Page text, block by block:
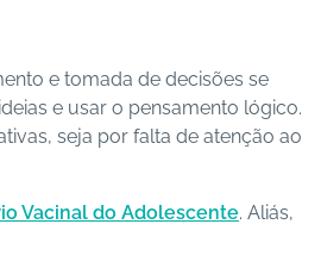
e tomada de decisões se
e usar o pensamento lógico.
seja por falta de atenção ao
Vacinal do Adolescente. Aliás,